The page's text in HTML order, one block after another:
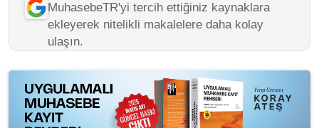
MuhasebeTR'yi tercih ettiğiniz kaynaklara
ekleyerek nitelikli makalelere daha kolay
ulaşın.